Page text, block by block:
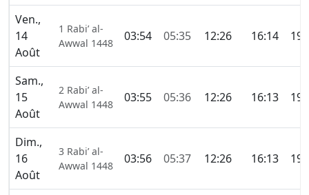
Ven.,
14
Août
1 Rabi’ al-
Awwal 1448
03:54 05:35 12:26 16:14
Sam.,
15
Août
2 Rabi’ al-
Awwal 1448
03:55 05:36 12:26 16:13
Dim.,
16
Août
3 Rabi’ al-
Awwal 1448
03:56 05:37 12:26 16:13